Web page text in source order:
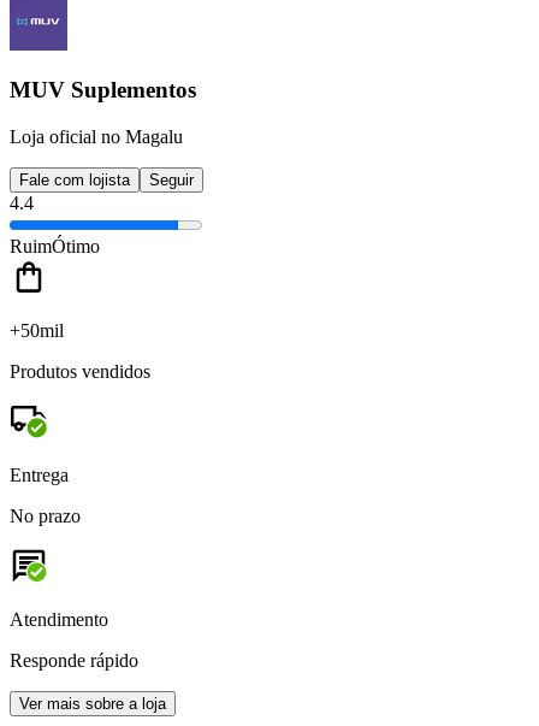
MUV Suplementos
Loja oficial no Magalu
Fale com lojista Seguir
4.4
RuimÓtimo
+50mil
Produtos vendidos
Entrega
No prazo
Atendimento
Responde rápido
Ver mais sobre a loja